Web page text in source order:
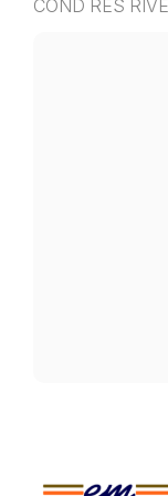
COND RES